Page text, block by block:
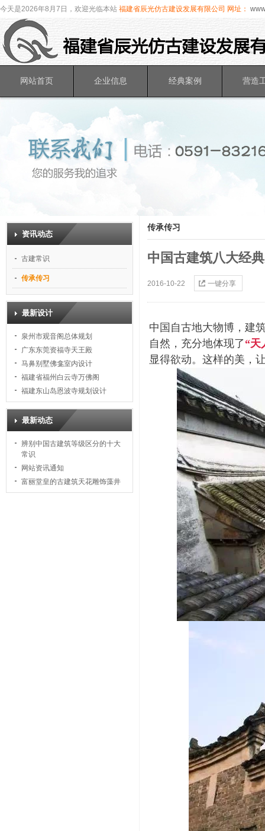
今天是2026年8月7日，欢迎光临本站 福建省辰光仿古建设发展有限公司 网址：
网站首页 企业信息 经典案例 营造
资讯动态
古建常识
传承传习
最新设计
泉州市观音阁总体规划
广东东莞资福寺天王殿
马鼻别墅佛龛室内设计
福建省福州白云寺万佛阁
福建东山岛恩波寺规划设计
最新动态
辨别中国古建筑等级区分的十大
常识
网站资讯通知
富丽堂皇的古建筑天花雕饰藻井
传承传习
中国古建筑八大经
2016-10-22 一键分享
中国自古地大物博，建
自然，充分地体现了“天
显得欲动。这样的美，